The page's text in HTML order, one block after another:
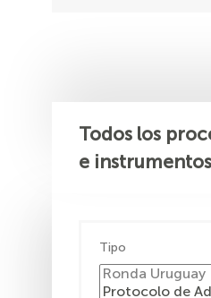
Todos los
e
Tipo